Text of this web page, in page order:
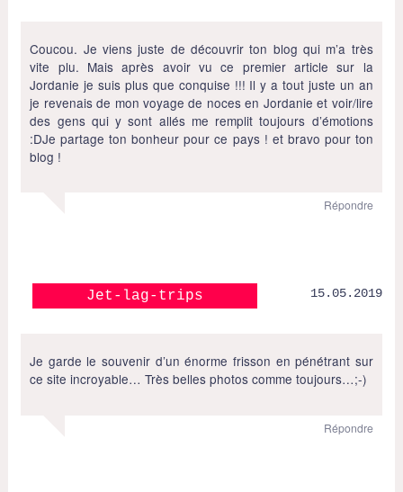
Coucou. Je viens juste de découvrir ton blog qui m’a très
vite plu. Mais après avoir vu ce premier article sur la
Jordanie je suis plus que conquise !!! Il y a tout juste un an
je revenais de mon voyage de noces en Jordanie et voir/lire
des gens qui y sont allés me remplit toujours d’émotions
:DJe partage ton bonheur pour ce pays ! et bravo pour ton
blog !
Répondre
Jet-lag-trips 15.05.2019
Je garde le souvenir d’un énorme frisson en pénétrant sur
ce site incroyable… Très belles photos comme toujours…;-)
Répondre